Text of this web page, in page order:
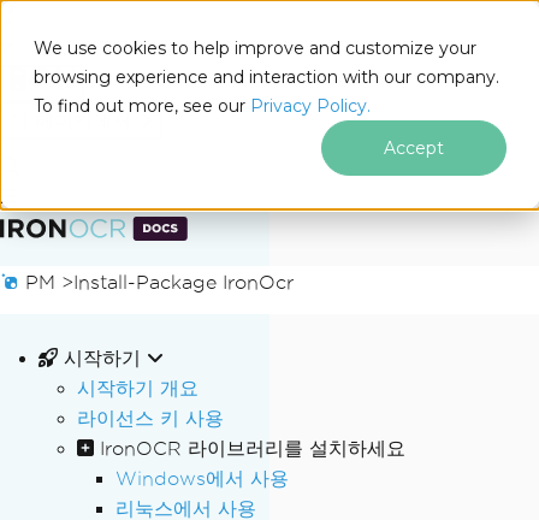
We use cookies to help improve and customize your
browsing experience and interaction with our company.
To find out more, see our Privacy Policy.
Accept
푸터 콘텐츠로 바로가기
Docs
PM >Install-Package IronOcr
시작하기
시작하기 개요
라이선스 키 사용
IronOCR 라이브러리를 설치하세요
Windows에서 사용
리눅스에서 사용